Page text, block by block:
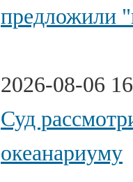
предложили
2026-08-06
Суд
океанариуму